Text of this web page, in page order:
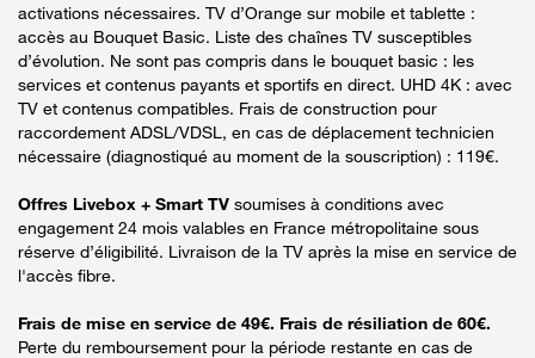
activations nécessaires. TV d’Orange sur mobile et tablette :
accès au Bouquet Basic. Liste des chaînes TV susceptibles
d’évolution. Ne sont pas compris dans le bouquet basic : les
services et contenus payants et sportifs en direct. UHD 4K : avec
TV et contenus compatibles. Frais de construction pour
raccordement ADSL/VDSL, en cas de déplacement technicien
nécessaire (diagnostiqué au moment de la souscription) : 119€.
Offres Livebox + Smart TV soumises à conditions avec
engagement 24 mois valables en France métropolitaine sous
réserve d’éligibilité. Livraison de la TV après la mise en service de
l'accès fibre.
Frais de mise en service de 49€. Frais de résiliation de 60€.
Perte du remboursement pour la période restante en cas de